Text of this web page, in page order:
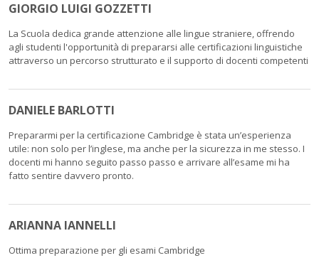
GIORGIO LUIGI GOZZETTI
La Scuola dedica grande attenzione alle lingue straniere, offrendo
agli studenti l'opportunità di prepararsi alle certificazioni linguistiche
attraverso un percorso strutturato e il supporto di docenti competenti
DANIELE BARLOTTI
Prepararmi per la certificazione Cambridge è stata un’esperienza
utile: non solo per l’inglese, ma anche per la sicurezza in me stesso. I
docenti mi hanno seguito passo passo e arrivare all’esame mi ha
fatto sentire davvero pronto.
ARIANNA IANNELLI
Ottima preparazione per gli esami Cambridge